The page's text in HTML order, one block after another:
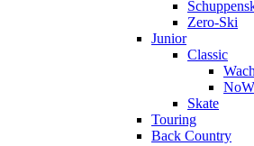
Zero-Ski
Junior
Classic
Skate
Touring
Back Country